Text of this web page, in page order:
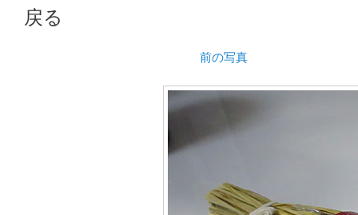
戻る
前の写真